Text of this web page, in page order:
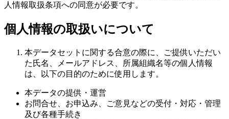
人情報取扱条項への同意が必要です。
個人情報の取扱いについて
本データセットに関する合意の際に、ご提供いただい
た氏名、メールアドレス、所属組織名等の個人情報
は、以下の目的のために使用します。
本データの提供・運営
お問合せ、お申込み、ご意見などの受付・対応・管理
及び各種手続き